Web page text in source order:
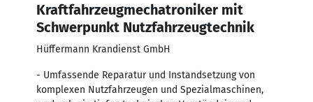
Kraftfahrzeugmechatroniker mit
Schwerpunkt Nutzfahrzeugtechnik
Hüffermann Krandienst GmbH
- Umfassende Reparatur und Instandsetzung von
komplexen Nutzfahrzeugen und Spezialmaschinen,